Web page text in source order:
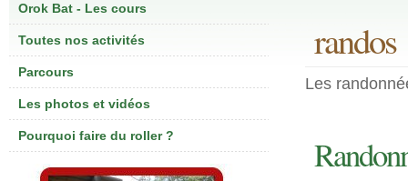
randos
Les
Orok Bat - Les cours
Toutes nos activités
Parcours
Les photos et vidéos
Pourquoi faire du roller ?